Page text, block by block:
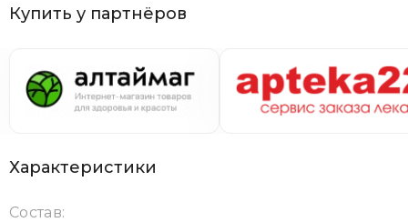
Купить у партнёров
Характеристики
Состав: